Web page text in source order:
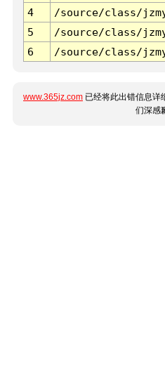
4
/source/class/
5
/source/class/
6
/source/class/
www.365jz.com 已经将此出错信息详
们深感